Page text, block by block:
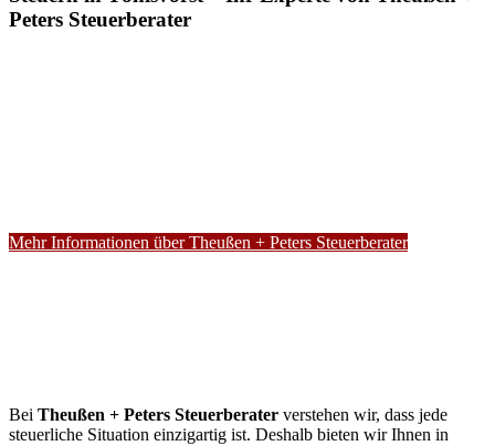
Peters Steuerberater
Mehr Informationen über Theußen + Peters Steuerberater
Bei Theußen + Peters Steuerberater verstehen wir, dass jede
steuerliche Situation einzigartig ist. Deshalb bieten wir Ihnen in